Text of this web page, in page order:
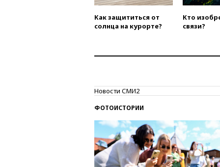
Как защититься от
солнца на курорте?
Кто
связи?
Новости СМИ2
ФОТОИСТОРИИ